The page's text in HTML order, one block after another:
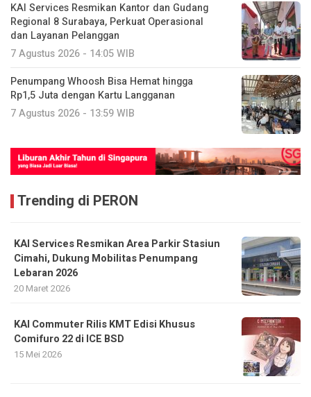
KAI Services Resmikan Kantor dan Gudang
Regional 8 Surabaya, Perkuat Operasional
dan Layanan Pelanggan
7 Agustus 2026 - 14:05 WIB
Penumpang Whoosh Bisa Hemat hingga
Rp1,5 Juta dengan Kartu Langganan
7 Agustus 2026 - 13:59 WIB
Trending di PERON
KAI Services Resmikan Area Parkir Stasiun
Cimahi, Dukung Mobilitas Penumpang
Lebaran 2026
20 Maret 2026
KAI Commuter Rilis KMT Edisi Khusus
Comifuro 22 di ICE BSD
15 Mei 2026